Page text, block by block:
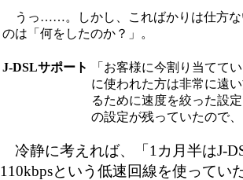
うっ……。しかし、こればかりは仕方な
のは「何をしたのか？」。
J-DSLサポート
「お客様に今割り当てて
に使われた方は非常に遠
るために速度を絞った設
の設定が残っていたので
冷静に考えれば、「1カ月半はJ-
110kbpsという低速回線を使ってい